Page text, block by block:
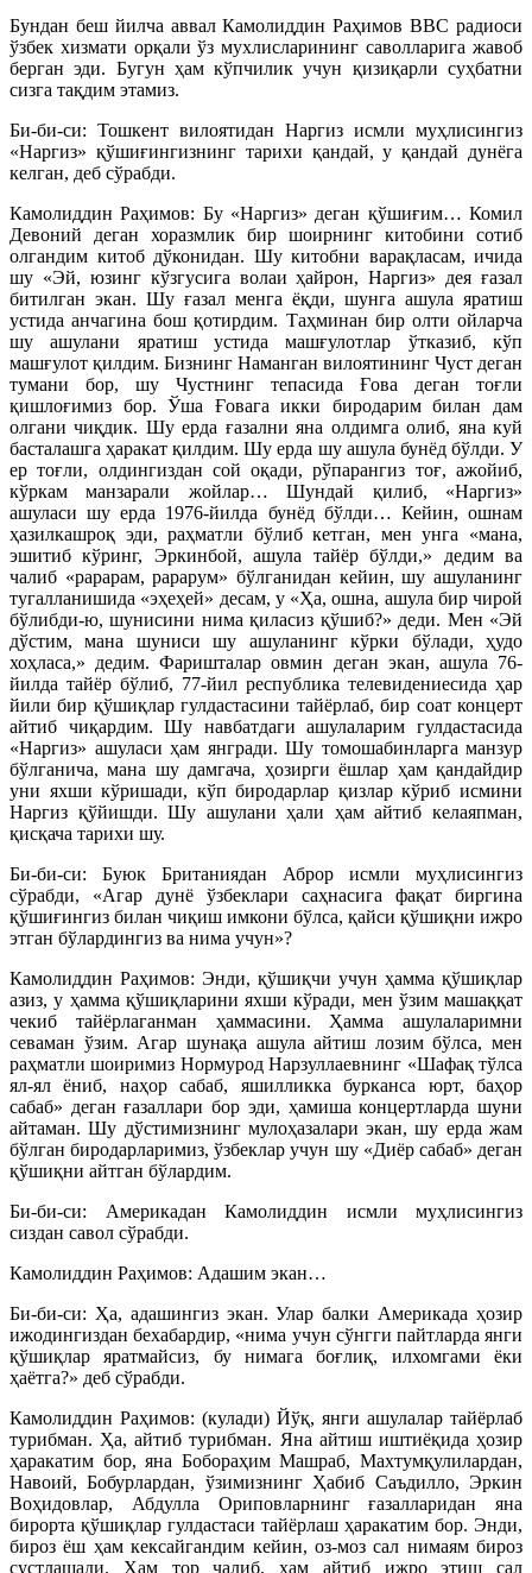
Бундан беш йилча аввал Камолиддин Раҳимов ВВС радиоси
ўзбек хизмати орқали ўз мухлисларининг саволларига жавоб
берган эди. Бугун ҳам кўпчилик учун қизиқарли суҳбатни
сизга тақдим этамиз.
Би-би-си: Тошкент вилоятидан Наргиз исмли муҳлисингиз
«Наргиз» қўшиғингизнинг тарихи қандай, у қандай дунёга
келган, деб сўрабди.
Камолиддин Раҳимов: Бу «Наргиз» деган қўшиғим… Комил
Девоний деган хоразмлик бир шоирнинг китобини сотиб
олгандим китоб дўконидан. Шу китобни варақласам, ичида
шу «Эй, юзинг кўзгусига волаи ҳайрон, Наргиз» дея ғазал
битилган экан. Шу ғазал менга ёқди, шунга ашула яратиш
устида анчагина бош қотирдим. Таҳминан бир олти ойларча
шу ашулани яратиш устида машғулотлар ўтказиб, кўп
машғулот қилдим. Бизнинг Наманган вилоятининг Чуст деган
тумани бор, шу Чустнинг тепасида Ғова деган тоғли
қишлоғимиз бор. Ўша Ғовага икки биродарим билан дам
олгани чиқдик. Шу ерда ғазални яна олдимга олиб, яна куй
басталашга ҳаракат қилдим. Шу ерда шу ашула бунёд бўлди. У
ер тоғли, олдингиздан сой оқади, рўпарангиз тоғ, ажойиб,
кўркам манзарали жойлар… Шундай қилиб, «Наргиз»
ашуласи шу ерда 1976-йилда бунёд бўлди… Кейин, ошнам
ҳазилкашроқ эди, раҳматли бўлиб кетган, мен унга «мана,
эшитиб кўринг, Эркинбой, ашула тайёр бўлди,» дедим ва
чалиб «рарарам, рарарум» бўлганидан кейин, шу ашуланинг
тугалланишида «эҳеҳей» десам, у «Ҳа, ошна, ашула бир чирой
бўлибди-ю, шунисини нима қиласиз қўшиб?» деди. Мен «Эй
дўстим, мана шуниси шу ашуланинг кўрки бўлади, ҳудо
хоҳласа,» дедим. Фаришталар овмин деган экан, ашула 76-
йилда тайёр бўлиб, 77-йил республика телевидениесида ҳар
йили бир қўшиқлар гулдастасини тайёрлаб, бир соат концерт
айтиб чиқардим. Шу навбатдаги ашулаларим гулдастасида
«Наргиз» ашуласи ҳам янгради. Шу томошабинларга манзур
бўлганича, мана шу дамгача, ҳозирги ёшлар ҳам қандайдир
уни яхши кўришади, кўп биродарлар қизлар кўриб исмини
Наргиз қўйишди. Шу ашулани ҳали ҳам айтиб келаяпман,
қисқача тарихи шу.
Би-би-си: Буюк Британиядан Аброр исмли муҳлисингиз
сўрабди, «Агар дунё ўзбеклари саҳнасига фақат биргина
қўшиғингиз билан чиқиш имкони бўлса, қайси қўшиқни ижро
этган бўлардингиз ва нима учун»?
Камолиддин Раҳимов: Энди, қўшиқчи учун ҳамма қўшиқлар
азиз, у ҳамма қўшиқларини яхши кўради, мен ўзим машаққат
чекиб тайёрлаганман ҳаммасини. Ҳамма ашулаларимни
севаман ўзим. Агар шунақа ашула айтиш лозим бўлса, мен
раҳматли шоиримиз Нормурод Нарзуллаевнинг «Шафақ тўлса
ял-ял ёниб, наҳор сабаб, яшилликка бурканса юрт, баҳор
сабаб» деган ғазаллари бор эди, ҳамиша концертларда шуни
айтаман. Шу дўстимизнинг мулоҳазалари экан, шу ерда жам
бўлган биродарларимиз, ўзбеклар учун шу «Диёр сабаб» деган
қўшиқни айтган бўлардим.
Би-би-си: Америкадан Камолиддин исмли муҳлисингиз
сиздан савол сўрабди.
Камолиддин Раҳимов: Адашим экан…
Би-би-си: Ҳа, адашингиз экан. Улар балки Америкада ҳозир
ижодингиздан бехабардир, «нима учун сўнгги пайтларда янги
қўшиқлар яратмайсиз, бу нимага боғлиқ, илхомгами ёки
ҳаётга?» деб сўрабди.
Камолиддин Раҳимов: (кулади) Йўқ, янги ашулалар тайёрлаб
турибман. Ҳа, айтиб турибман. Яна айтиш иштиёқида ҳозир
ҳаракатим бор, яна Бобораҳим Машраб, Махтумқулилардан,
Навоий, Бобурлардан, ўзимизнинг Ҳабиб Саъдилло, Эркин
Воҳидовлар, Абдулла Ориповларнинг ғазалларидан яна
бирорта қўшиқлар гулдастаси тайёрлаш ҳаракатим бор. Энди,
бироз ёш ҳам кексайгандим кейин, оз-моз сал нимаям бироз
сустлашади. Ҳам тор чалиб, ҳам айтиб ижро этиш сал